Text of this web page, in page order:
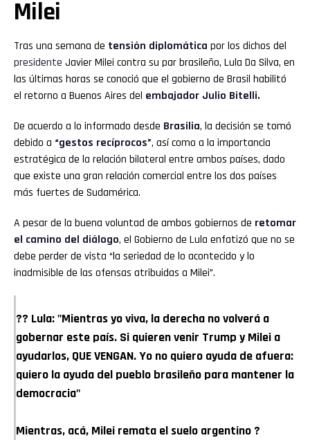
Milei
Tras una semana de tensión diplomática por los dichos del
presidente Javier Milei contra su par brasileño, Lula Da Silva, en
las últimas horas se conoció que el gobierno de Brasil habilitó
el retorno a Buenos Aires del embajador Julio Bitelli.
De acuerdo a lo informado desde Brasilia, la decisión se tomó
debido a “gestos recíprocos”, así como a la importancia
estratégica de la relación bilateral entre ambos países, dado
que existe una gran relación comercial entre los dos países
más fuertes de Sudamérica.
A pesar de la buena voluntad de ambos gobiernos de retomar
el camino del diálogo, el Gobierno de Lula enfatizó que no se
debe perder de vista “la seriedad de lo acontecido y lo
inadmisible de las ofensas atribuidas a Milei”.
?? Lula: "Mientras yo viva, la derecha no volverá a
gobernar este país. Si quieren venir Trump y Milei a
ayudarlos, QUE VENGAN. Yo no quiero ayuda de afuera:
quiero la ayuda del pueblo brasileño para mantener la
democracia"
Mientras, acá, Milei remata el suelo argentino ?